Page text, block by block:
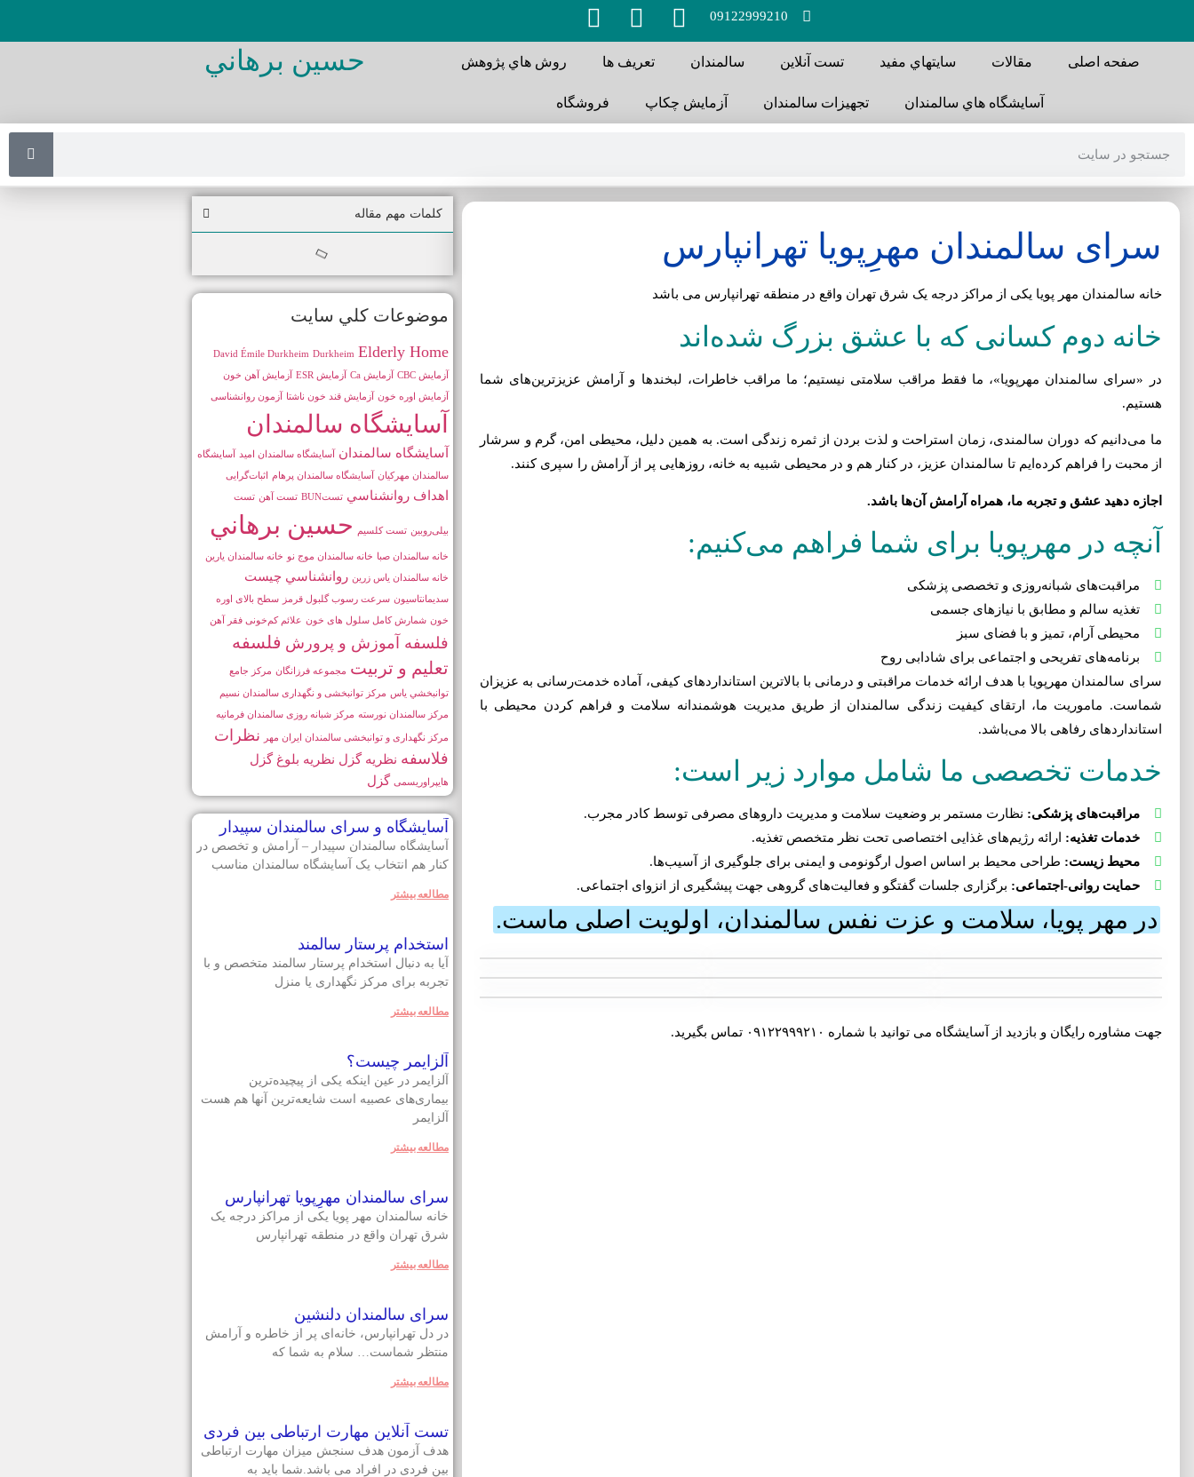
09122999210
صفحه اصلی مقالات سايتهاي مفيد تست آنلاین سالمندان تعريف ها روش هاي پژوهش
آسايشگاه هاي سالمندان تجهیزات سالمندان آزمايش چكاپ فروشگاه
حسين برهاني
سرای سالمندان مهرِپویا تهرانپارس
خانه سالمندان مهر پویا یکی از مراکز درجه یک شرق تهران واقع در منطقه تهرانپارس می باشد
خانه دوم کسانی که با عشق بزرگ شده‌اند
در «سرای سالمندان مهرپویا»، ما فقط مراقب سلامتی نیستیم؛ ما مراقب خاطرات، لبخندها و آرامش عزیزترین‌های شما
هستیم.
ما می‌دانیم که دوران سالمندی، زمان استراحت و لذت بردن از ثمره زندگی است. به همین دلیل، محیطی امن، گرم و سرشار
از محبت را فراهم کرده‌ایم تا سالمندان عزیز، در کنار هم و در محیطی شبیه به خانه، روزهایی پر از آرامش را سپری کنند.
اجازه دهید عشق و تجربه ما، همراه آرامش آن‌ها باشد.
آنچه در مهرپویا برای شما فراهم می‌کنیم:
مراقبت‌های شبانه‌روزی و تخصصی پزشکی
تغذیه سالم و مطابق با نیازهای جسمی
محیطی آرام، تمیز و با فضای سبز
برنامه‌های تفریحی و اجتماعی برای شادابی روح
سرای سالمندان مهرپویا با هدف ارائه خدمات مراقبتی و درمانی با بالاترین استانداردهای کیفی، آماده خدمت‌رسانی به عزیزان
شماست. ماموریت ما، ارتقای کیفیت زندگی سالمندان از طریق مدیریت هوشمندانه سلامت و فراهم کردن محیطی با
استانداردهای رفاهی بالا می‌باشد.
خدمات تخصصی ما شامل موارد زیر است:
مراقبت‌های پزشکی: نظارت مستمر بر وضعیت سلامت و مدیریت داروهای مصرفی توسط کادر مجرب.
خدمات تغذیه: ارائه رژیم‌های غذایی اختصاصی تحت نظر متخصص تغذیه.
محیط زیست: طراحی محیط بر اساس اصول ارگونومی و ایمنی برای جلوگیری از آسیب‌ها.
حمایت روانی-اجتماعی: برگزاری جلسات گفتگو و فعالیت‌های گروهی جهت پیشگیری از انزوای اجتماعی.
در مهر پویا، سلامت و عزت نفس سالمندان، اولویت اصلی ماست.
جهت مشاوره رایگان و بازدید از آسایشگاه می توانید با شماره ۰۹۱۲۲۹۹۹۲۱۰ تماس بگیرید.
كلمات مهم مقاله
موضوعات كلي سايت
David Émile Durkheim Durkheim Elderly Home
آزمايش CBC آزمایش Ca آزمایش ESR آزمایش آهن خون
آزمایش اوره خون آزمایش قند خون ناشتا آزمون روانشناسی
آسايشگاه سالمندان
آسایشگاه سالمندان آسایشگاه سالمندان امید آسایشگاه
سالمندان مهرکیان آسایشگاه سالمندان پرهام اثبات‌گرایی
اهداف روانشناسي تستBUN تست آهن تست
بیلی‌روبین تست کلسیم حسين برهاني
خانه سالمندان صبا خانه سالمندان موج نو خانه سالمندان یارین
خانه سالمندان یاس زرین روانشناسي چيست
سدیمانتاسیون سرعت رسوب گلبول قرمز سطح بالای اوره
خون شمارش کامل سلول های خون علائم کم‌خونی فقر آهن
فلسفه آموزش و پرورش فلسفه
تعليم و تربيت مجموعه فرزانگان مركز جامع
توانبخشي ياس مرکز توانبخشی و نگهداری سالمندان نسیم
مرکز سالمندان نورسته مرکز شبانه روزی سالمندان فرمانیه
مرکز نگهداری و توانبخشی سالمندان ایران مهر
نظرات
فلاسفه نظريه گزل نظریه بلوغ گزل
هایپراوریسمی گزل
آسایشگاه و سرای سالمندان سپیدار
آسایشگاه سالمندان سپیدار – آرامش و تخصص در
کنار هم انتخاب یک آسایشگاه سالمندان مناسب
مطالعه بيشتر
استخدام پرستار سالمند
آیا به دنبال استخدام پرستار سالمند متخصص و با
تجربه برای مرکز نگهداری یا منزل
مطالعه بيشتر
آلزایمر چیست؟
آلزایمر در عین اینکه یکی از پیچیده‌ترین
بیماری‌های عصبیه است شایعه‌ترین آنها هم هست
آلزایمر
مطالعه بيشتر
سرای سالمندان مهرِپویا تهرانپارس
خانه سالمندان مهر پویا یکی از مراکز درجه یک
شرق تهران واقع در منطقه تهرانپارس
مطالعه بيشتر
سرای سالمندان دلنشین
در دل تهرانپارس، خانه‌ای پر از خاطره و آرامش
منتظر شماست… سلام به شما که
مطالعه بيشتر
تست آنلاین مهارت ارتباطی بین فردی
هدف آزمون هدف سنجش میزان مهارت ارتباطی
بین فردی در افراد می باشد.شما بايد به